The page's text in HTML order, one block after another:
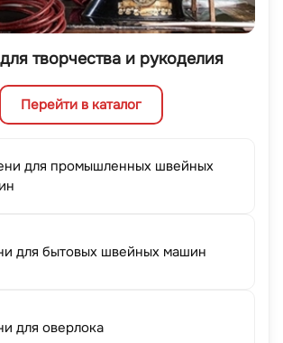
творчества и рукоделия
Перейти в каталог
для промышленных швейных
для бытовых швейных машин
для оверлока